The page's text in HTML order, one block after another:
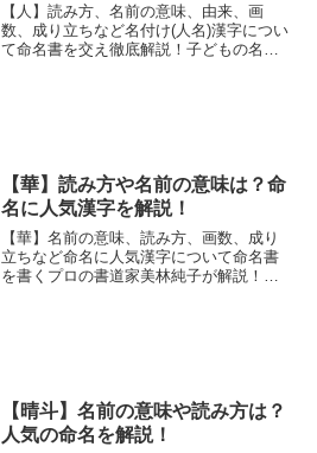
【人】読み方、名前の意味、由来、画
数、成り立ちなど名付け(人名)漢字につい
て命名書を交え徹底解説！子どもの名
【華】読み方や名前の意味は？命
名に人気漢字を解説！
【華】名前の意味、読み方、画数、成り
立ちなど命名に人気漢字について命名書
を書くプロの書道家美林純子が解説！開
【晴斗】名前の意味や読み方は？
人気の命名を解説！